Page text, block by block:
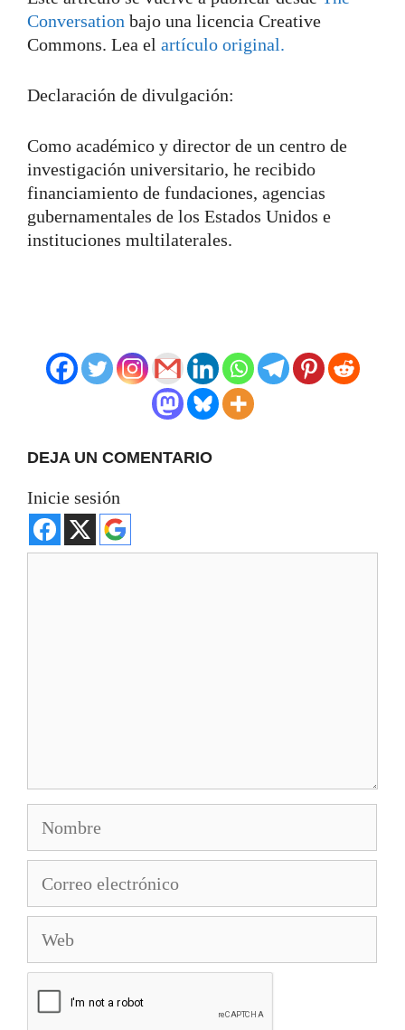
Conversation bajo una licencia Creative
Commons. Lea el artículo original.
Declaración de divulgación:
Como académico y director de un centro de
investigación universitario, he recibido
financiamiento de fundaciones, agencias
gubernamentales de los Estados Unidos e
instituciones multilaterales.
DEJA UN COMENTARIO
Inicie sesión
electrónico